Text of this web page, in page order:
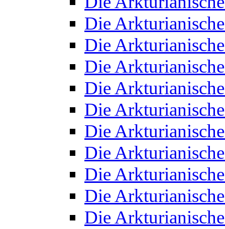
Die
Die
Die
Die
Die
Die
Die
Die
Die
Die